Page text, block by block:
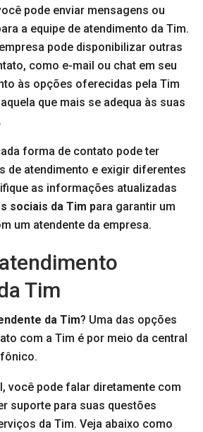
pode enviar mensagens ou
a equipe de atendimento da Tim.
pode disponibilizar outras
como e-mail ou chat em seu
às opções oferecidas pela Tim
que mais se adequa às suas
forma de contato pode ter
de atendimento e exigir diferentes
as informações atualizadas
sociais da Tim para garantir um
um atendente da empresa.
Tim
da Tim? Uma das opções
com a Tim é por meio da central
você pode falar diretamente com
suporte para suas questões
da Tim. Veja abaixo como